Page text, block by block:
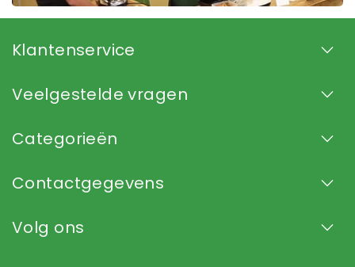
Klantenservice
Veelgestelde vragen
Categorieën
Contactgegevens
Volg ons